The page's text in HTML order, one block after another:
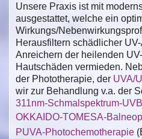
Unsere Praxis ist mit
ausgestattet, welche ein
Wirkungs/
Herausfiltern schädlicher
Anreichern der heilenden
Hautschäden vermieden.
der Phototherapie, der UVA/
wir zur Behandlung v.a. der
311nm-Schmalspektrum-
OKKAIDO-TOMESA-
PUVA-Photochemotherapie